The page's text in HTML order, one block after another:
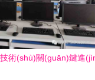
術(shù)關(guān)鍵進